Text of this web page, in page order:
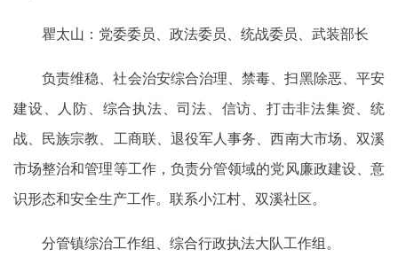
瞿太山：党委委员、政法委员、统战委员、武装部长
负责维稳、社会治安综合治理、禁毒、扫黑除恶、平安
建设、人防、综合执法、司法、信访、打击非法集资、统
战、民族宗教、工商联、退役军人事务、西南大市场、双溪
市场整治和管理等工作，负责分管领域的党风廉政建设、意
识形态和安全生产工作。联系小江村、双溪社区。
分管镇综治工作组、综合行政执法大队工作组。